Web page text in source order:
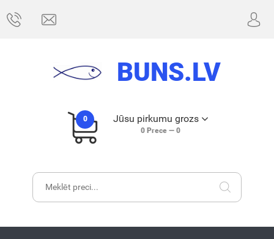
BUNS.LV
0 Jūsu pirkumu grozs
0Prece — 0